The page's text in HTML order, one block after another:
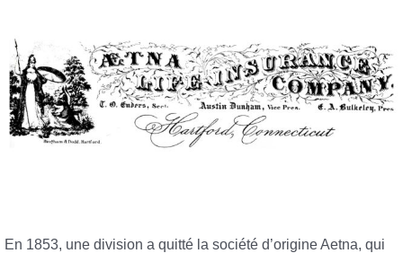
En 1853, une division a quitté la société d’origine Aetna, qui